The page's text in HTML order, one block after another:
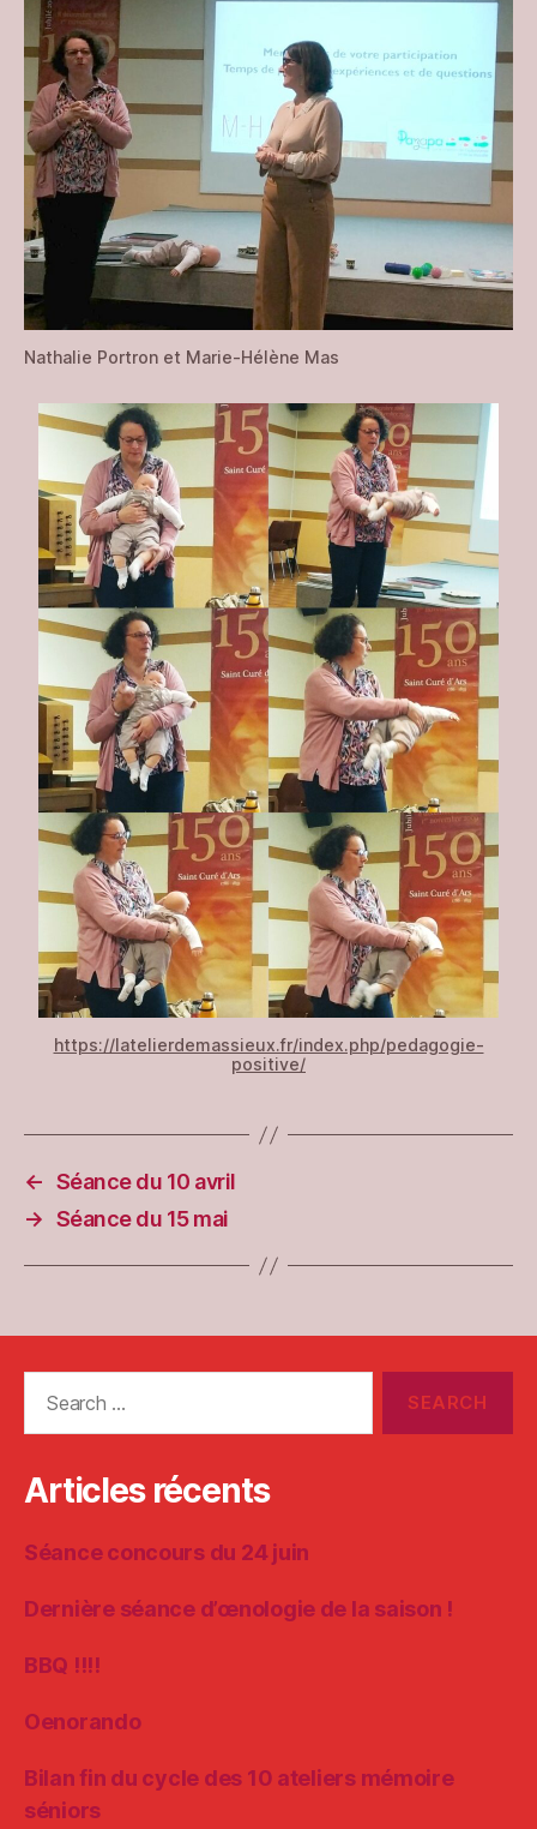
Nathalie Portron et Marie-Hélène Mas
https://latelierdemassieux.fr/index.php/pedagogie-
positive/
← Séance du 10 avril
→ Séance du 15 mai
Articles récents
Séance concours du 24 juin
Dernière séance d’œnologie de la saison !
BBQ !!!!
Oenorando
Bilan fin du cycle des 10 ateliers mémoire
séniors